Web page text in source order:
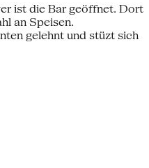
ist die Bar geöffnet. Dort
an Speisen.